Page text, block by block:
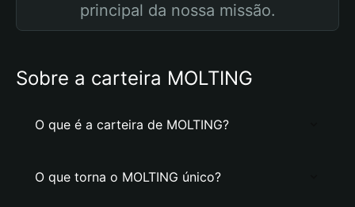
principal da nossa missão.
Sobre a carteira MOLTING
O que é a carteira de MOLTING?
O que torna o MOLTING único?